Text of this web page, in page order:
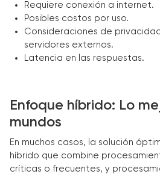
Requiere conexión a internet.
Posibles costos por uso.
Consideraciones de
servidores externos.
Latencia en las respuestas.
Enfoque híbrido: Lo
mundos
En muchos casos, la solución
híbrido que combine
críticas o frecuentes, y